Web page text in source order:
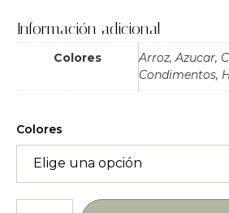
Información adicional
Colores
Arroz, Azucar,
Condimentos,
Colores